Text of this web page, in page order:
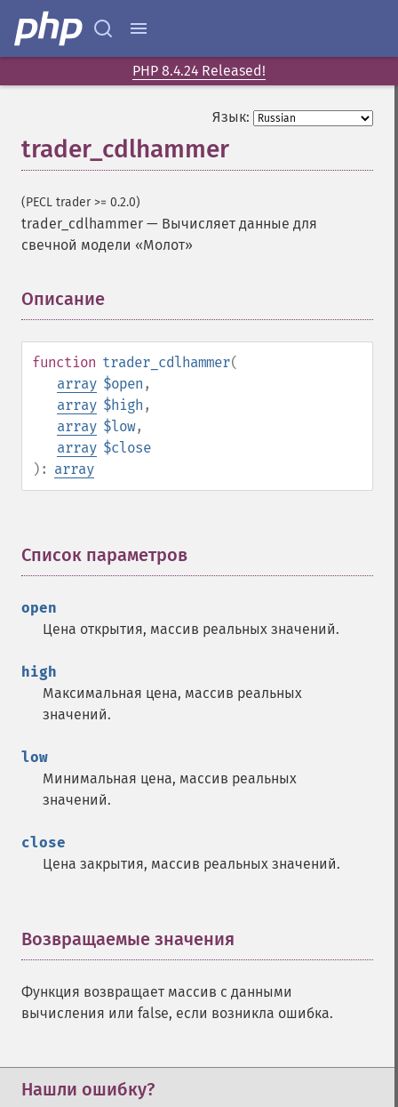
PHP 8.4.24 Released!
Язык:
trader_cdlhammer
(PECL trader >= 0.2.0)
trader_cdlhammer — Вычисляет данные для
свечной модели «Молот»
Описание
function trader_cdlhammer(
array $open ,
array $high ,
array $low,
array $close
): array
Список параметров
open
Цена открытия, массив реальных значений.
high
Максимальная цена, массив реальных
значений.
low
Минимальная цена, массив реальных
значений.
close
Цена закрытия, массив реальных значений.
Возвращаемые значения
Функция возвращает массив с данными
вычисления или false, если возникла ошибка.
Нашли ошибку?